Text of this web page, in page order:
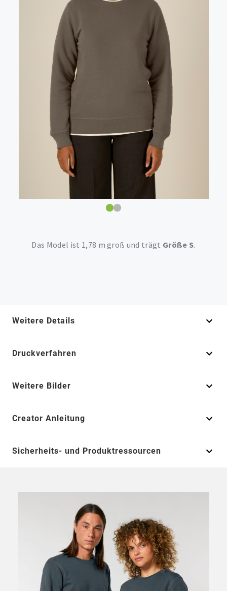
Das Model ist 1,78 m groß und trägt Größe S.
Weitere Details
Druckverfahren
Weitere Bilder
Creator Anleitung
Sicherheits- und Produktressourcen